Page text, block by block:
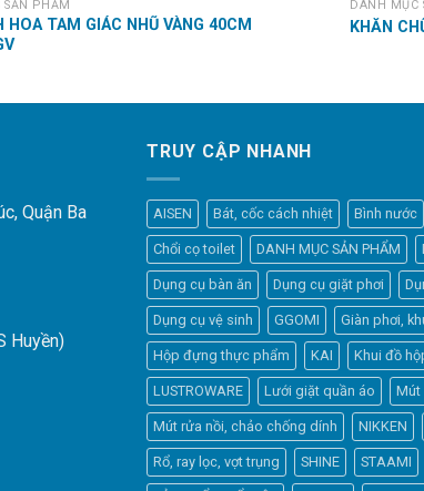
PHẨM
HOA TAM GIÁC NHŨ VÀNG 40CM
DANH MỤC
KHĂN
Quận Ba
Huyền)
TRUY CẬP NHANH
AISEN Bát, cốc cách nhiệt Bình nước
Chổi cọ toilet DANH MỤC SẢN PHẨM
Dụng cụ bàn ăn Dụng cụ giặt phơi
Dụng cụ vệ sinh GGOMI Giàn phơi,
Hộp đựng thực phẩm KAI Khui đồ
LUSTROWARE Lưới giặt quần áo Mút
Mút rửa nồi, chảo chống dính NIKKEN
Rổ, ray lọc, vợt trụng SHINE STAAMI